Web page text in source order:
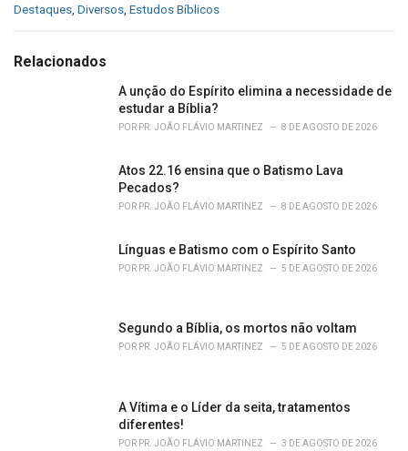
C
e
Destaques, Diversos, Estudos Bíblicos
Relacionados
A unção do Espírito elimina a necessidade de
estudar a Bíblia?
POR PR. JOÃO FLÁVIO MARTINEZ 8 DE AGOSTO DE 2026
Atos 22.16 ensina que o Batismo Lava
Pecados?
POR PR. JOÃO FLÁVIO MARTINEZ 8 DE AGOSTO DE 2026
Línguas e Batismo com o Espírito Santo
POR PR. JOÃO FLÁVIO MARTINEZ 5 DE AGOSTO DE 2026
Segundo a Bíblia, os mortos não voltam
POR PR. JOÃO FLÁVIO MARTINEZ 5 DE AGOSTO DE 2026
A Vítima e o Líder da seita, tratamentos
diferentes!
POR PR. JOÃO FLÁVIO MARTINEZ 3 DE AGOSTO DE 2026